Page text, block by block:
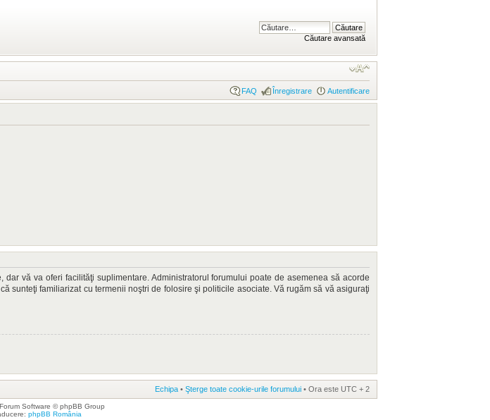
Căutare avansată
FAQ Înregistrare Autentificare
vă va oferi facilităţi suplimentare. Administratorul forumului poate de asemenea să acorde
sunteţi familiarizat cu termenii noştri de folosire şi politicile asociate. Vă rugăm să vă asiguraţi
Echipa • Şterge toate cookie-urile forumului • Ora este UTC + 2
Software © phpBB Group
phpBB România